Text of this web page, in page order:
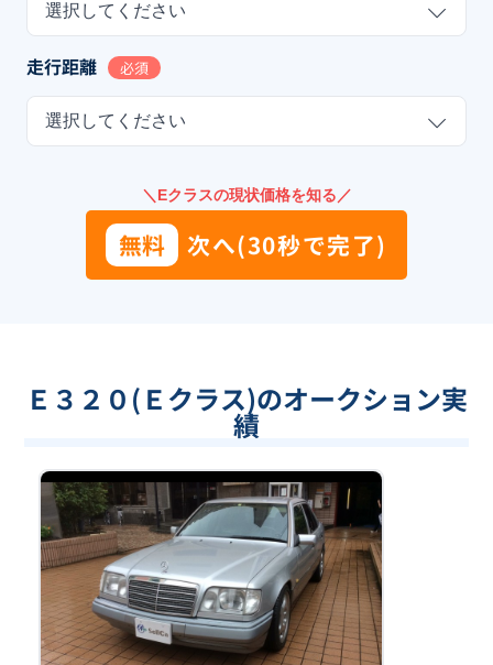
選択してください
走行距離 必須
選択してください
＼Eクラスの現状価格を知る／
無料 次へ(30秒で完了)
Ｅ３２０(Ｅクラス)のオークション実
績